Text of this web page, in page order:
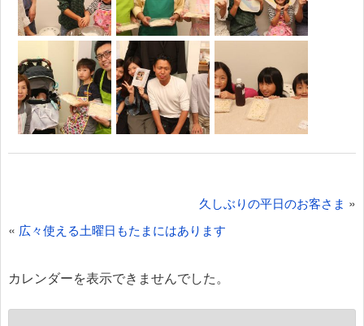
稿
ビ
久しぶりの平日のお客さま »
« 広々使える土曜日もたまにはあります
カレンダーを表示できませんでした。